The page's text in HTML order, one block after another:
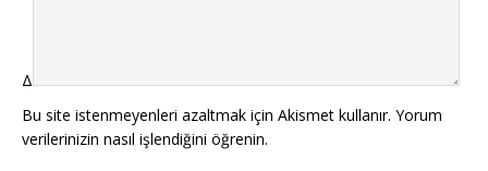
Δ
Bu site istenmeyenleri azaltmak için Akismet kullanır. Yorum
verilerinizin nasıl işlendiğini öğrenin.